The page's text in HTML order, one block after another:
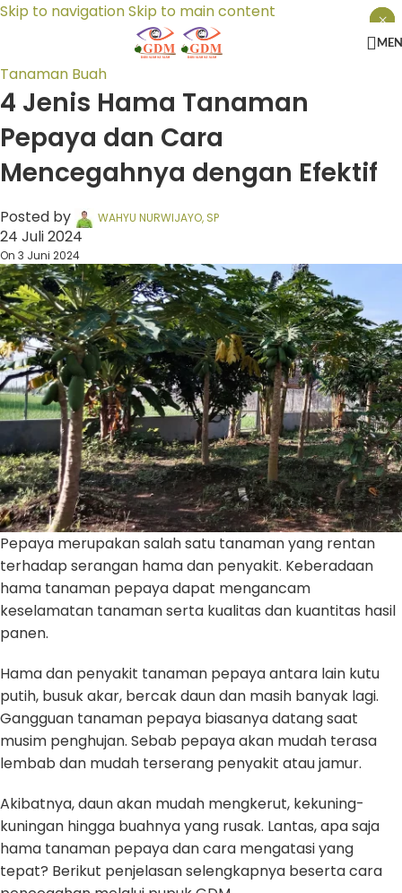
Skip to navigationSkip to main content
Tanaman Buah
4 Jenis Hama Tanaman
Pepaya dan Cara
Mencegahnya dengan Efektif
Posted by WAHYU NURWIJAYO, SP
24 Juli 2024
On 3 Juni 2024
Pepaya merupakan salah satu tanaman yang rentan
terhadap serangan hama dan penyakit. Keberadaan
hama tanaman pepaya dapat mengancam
keselamatan tanaman serta kualitas dan kuantitas hasil
panen.
Hama dan penyakit tanaman pepaya antara lain kutu
putih, busuk akar, bercak daun dan masih banyak lagi.
Gangguan tanaman pepaya biasanya datang saat
musim penghujan. Sebab pepaya akan mudah terasa
lembab dan mudah terserang penyakit atau jamur.
Akibatnya, daun akan mudah mengkerut, kekuning-
kuningan hingga buahnya yang rusak. Lantas, apa saja
hama tanaman pepaya dan cara mengatasi yang
tepat? Berikut penjelasan selengkapnya beserta cara
×
×
×